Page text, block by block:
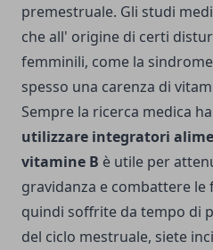
premestruale. Gli studi
che all' origine di certi
femminili, come la
spesso una carenza di
Sempre la ricerca medica
utilizzare integratori
vitamine B è utile per
gravidanza e combattere le
quindi soffrite da tempo di
del ciclo mestruale, siete